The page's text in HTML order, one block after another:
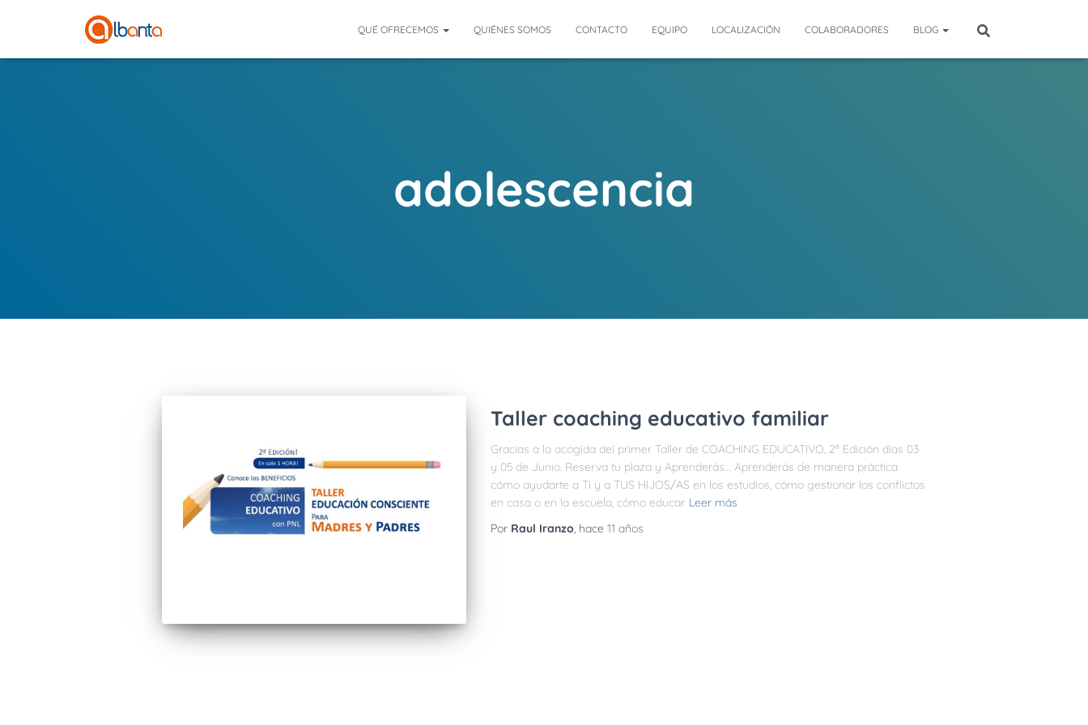
QUÉ OFRECEMOS QUIÉNES SOMOS CONTACTO EQUIPO LOCALIZACIÓN COLABORADORES BLOG
adolescencia
Taller coaching educativo familiar
Gracias a la acogida del primer Taller de COACHING EDUCATIVO, 2ª Edición días 03
y 05 de Junio. Reserva tu plaza y Aprenderás… Aprenderás de manera práctica
cómo ayudarte a TI y a TUS HIJOS/AS en los estudios, cómo gestionar los conflictos
en casa o en la escuela, cómo educar Leer más
Por Raul Iranzo, hace 11 años